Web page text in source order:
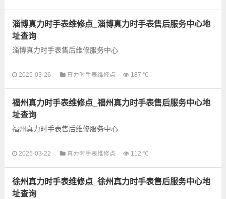
淄博真力时手表维修点_淄博真力时手表售后服务中心地
址查询
淄博真力时手表售后维修服务中心
以下是古锋网为您整理的淄博真力时手表售后服务网点和优质维
2025-03-26 真力时手表维修点 187 ℃
福州真力时手表维修点_福州真力时手表售后服务中心地
址查询
福州真力时手表售后维修服务中心
以下是古锋网为您整理的福州真力时手表售后服务网点和优质维
2025-03-22 真力时手表维修点 112 ℃
徐州真力时手表维修点_徐州真力时手表售后服务中心地
址查询